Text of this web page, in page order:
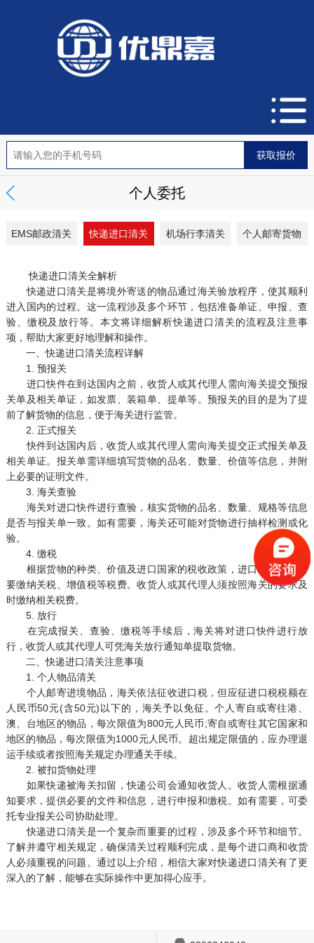
个人委托
EMS邮政清关 快递进口清关 机场行李清关 个人邮寄货物
快递进口清关全解析
快递进口清关是将境外寄送的物品通过海关验放程序，使其顺利
进入国内的过程。这一流程涉及多个环节，包括准备单证、申报、查
验、缴税及放行等。本文将详细解析快递进口清关的流程及注意事
项，帮助大家更好地理解和操作。
一、快递进口清关流程详解
1. 预报关
进口快件在到达国内之前，收货人或其代理人需向海关提交预报
关单及相关单证，如发票、装箱单、提单等。预报关的目的是为了提
前了解货物的信息，便于海关进行监管。
2. 正式报关
快件到达国内后，收货人或其代理人需向海关提交正式报关单及
相关单证。报关单需详细填写货物的品名、数量、价值等信息，并附
上必要的证明文件。
3. 海关查验
海关对进口快件进行查验，核实货物的品名、数量、规格等信息
是否与报关单一致。如有需要，海关还可能对货物进行抽样检测或化
验。
4. 缴税
根据货物的种类、价值及进口国家的税收政策，进口快件可能需
要缴纳关税、增值税等税费。收货人或其代理人须按照海关的要求及
时缴纳相关税费。
5. 放行
在完成报关、查验、缴税等手续后，海关将对进口快件进行放
行，收货人或其代理人可凭海关放行通知单提取货物。
二、快递进口清关注意事项
1. 个人物品清关
个人邮寄进境物品，海关依法征收进口税，但应征进口税税额在
人民币50元(含50元)以下的，海关予以免征。个人寄自或寄往港、
澳、台地区的物品，每次限值为800元人民币;寄自或寄往其它国家和
地区的物品，每次限值为1000元人民币。超出规定限值的，应办理退
运手续或者按照海关规定办理通关手续。
2. 被扣货物处理
如果快递被海关扣留，快递公司会通知收货人。收货人需根据通
知要求，提供必要的文件和信息，进行申报和缴税。如有需要，可委
托专业报关公司协助处理。
快递进口清关是一个复杂而重要的过程，涉及多个环节和细节。
了解并遵守相关规定，确保清关过程顺利完成，是每个进口商和收货
人必须重视的问题。通过以上介绍，相信大家对快递进口清关有了更
深入的了解，能够在实际操作中更加得心应手。